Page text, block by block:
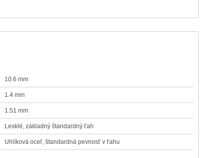
10.6 mm
1.4 mm
1.51 mm
Lesklé, základný štandardný ťah
Uhlíková oceľ, štandardná pevnosť v ťahu